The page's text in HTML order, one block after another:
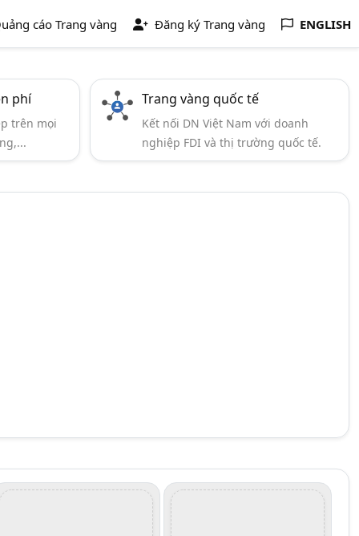
cáo Trang vàng Đăng ký Trang vàng ENGLISH
phí
trên mọi
Trang vàng quốc tế
Kết nối DN Việt Nam với doanh
nghiệp FDI và thị trường quốc tế.